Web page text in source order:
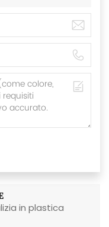
in plastica